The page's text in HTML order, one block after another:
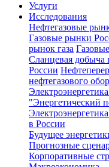
Услуги
Исследования
Нефтегазовые
Газовые рынки
рынок газа
Сланцевая
России
нефтегазового
"Энергетический
в России
Будущее
Прогнозные
Корпоративные